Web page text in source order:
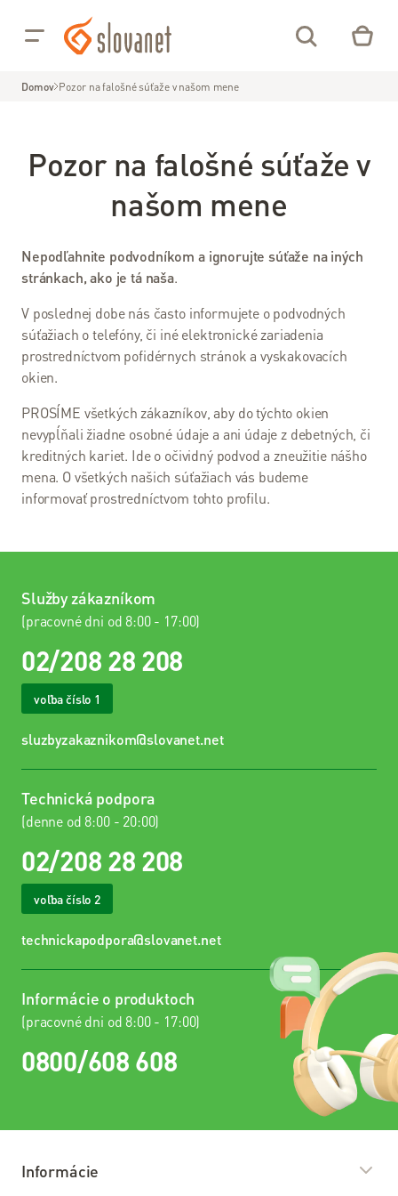
Pre
28 208
SlovanetTV
Internet
Optický
VDSL
internet
Wi-Fi
internet
Televíziou
Návody
Televízia
Slovanet
TV
Káblová
Balíček s
Internetom
Návody
Pomoc
a
Pomoc
a
Kontakty
riešenie
Domov Pozor na falošné súťaže v našom mene
Pozor na falošné súťaže v
našom mene
Nepodľahnite podvodníkom a ignorujte súťaže na iných
stránkach, ako je tá naša.
V poslednej dobe nás často informujete o podvodných
súťažiach o telefóny, či iné elektronické zariadenia
prostredníctvom pofidérnych stránok a vyskakovacích
okien.
PROSÍME všetkých zákazníkov, aby do týchto okien
nevypĺňali žiadne osobné údaje a ani údaje z debetných, či
kreditných kariet. Ide o očividný podvod a zneužitie nášho
mena. O všetkých našich súťažiach vás budeme
informovať prostredníctvom tohto profilu.
Služby zákazníkom
(pracovné dni od 8:00 - 17:00)
02/208 28 208
voľba číslo 1
sluzbyzakaznikom@slovanet.net
Technická podpora
(denne od 8:00 - 20:00)
02/208 28 208
voľba číslo 2
technickapodpora@slovanet.net
Informácie o produktoch
(pracovné dni od 8:00 - 17:00)
0800/608 608
Informácie